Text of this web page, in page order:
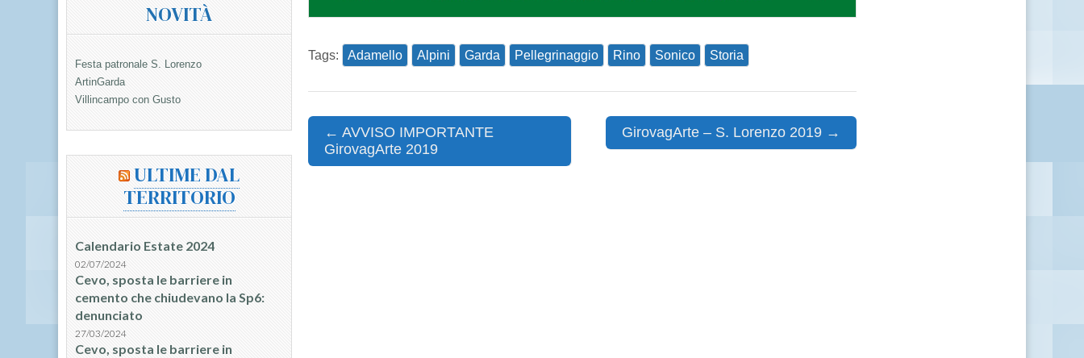
Tags: Adamello Alpini Garda Pellegrinaggio Rino Sonico Storia
Post
navigation
← AVVISO IMPORTANTE
GirovagArte 2019
GirovagArte – S. Lorenzo 2019 →
NOVITÀ
Festa patronale S. Lorenzo
ArtinGarda
Villincampo con Gusto
ULTIME DAL
TERRITORIO
Calendario Estate 2024
02/07/2024
Cevo, sposta le barriere in
cemento che chiudevano la Sp6:
denunciato
27/03/2024
Cevo, sposta le barriere in